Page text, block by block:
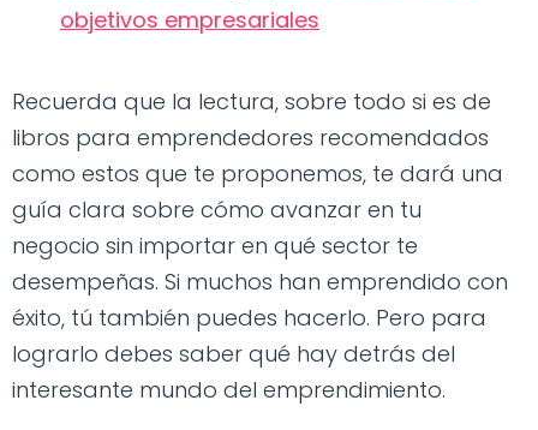
objetivos empresariales
Recuerda que la lectura, sobre todo si es de
libros para emprendedores recomendados
como estos que te proponemos, te dará una
guía clara sobre cómo avanzar en tu
negocio sin importar en qué sector te
desempeñas. Si muchos han emprendido con
éxito, tú también puedes hacerlo. Pero para
lograrlo debes saber qué hay detrás del
interesante mundo del emprendimiento.